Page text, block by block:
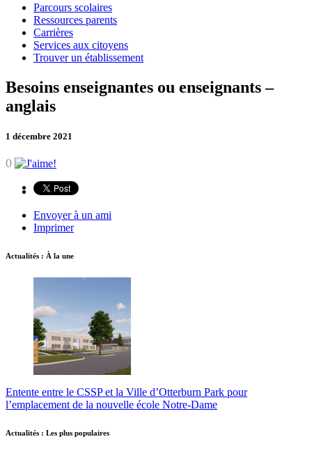
Parcours scolaires
Ressources parents
Carrières
Services aux citoyens
Trouver un établissement
Besoins enseignantes ou enseignants –
anglais
1 décembre 2021
0
Envoyer à un ami
Imprimer
Actualités : À la une
Entente entre le CSSP et la Ville d’Otterburn Park pour
l’emplacement de la nouvelle école Notre-Dame
Actualités : Les plus populaires